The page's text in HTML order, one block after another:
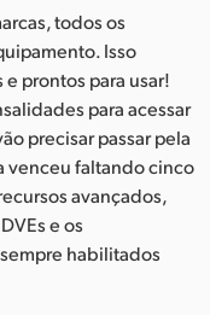
todos os
Isso
prontos para usar!
para acessar
precisar passar pela
venceu faltando cinco
avançados,
e os
habilitados